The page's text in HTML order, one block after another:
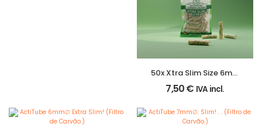
50x Xtra Slim Size 6mm
– Purize (Bolsa)
7,50€ IVA incl.